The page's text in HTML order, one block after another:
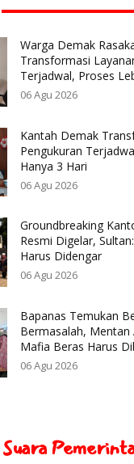
Warga Demak
Transformasi
Terjadwal, Proses
06 Agu 2026
Kantah Demak
Pengukuran
Hanya 3 Hari
06 Agu 2026
Groundbreaking
Resmi Digelar,
Harus Didengar
06 Agu 2026
Bapanas Temukan
Bermasalah, Mentan
Mafia Beras Harus
06 Agu 2026
Suara